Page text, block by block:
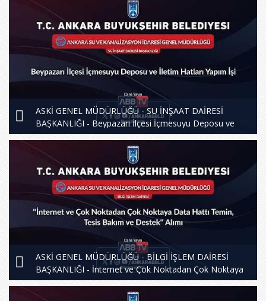
ASKİ GENEL MÜDÜRLÜĞÜ - SU İNŞAAT DAİRESİ
BAŞKANLIĞI - Beypazarı İlçesi İçmesuyu Deposu ve
İletim Hatları Yapım İşi
ASKİ GENEL MÜDÜRLÜĞÜ - BİLGİ İŞLEM DAİRESİ
BAŞKANLIĞI - İnternet ve Çok Noktadan Çok Noktaya
Data Hattı Temin, Tesis Bakım ve Destek Alımı